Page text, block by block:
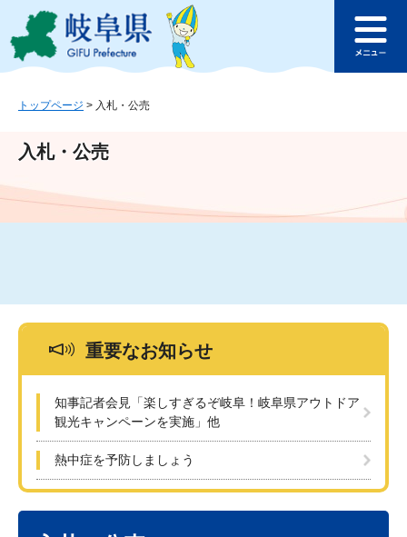
ジ
ュ
文
このページの本文へ
ュ
トップページ > 入札・公売
入札・公売
重要なお知らせ
知事記者会見「楽しすぎるぞ岐阜！岐阜県アウトドア
観光キャンペーンを実施」他
熱中症を予防しましょう